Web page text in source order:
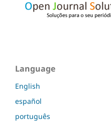
Language
English
español
português